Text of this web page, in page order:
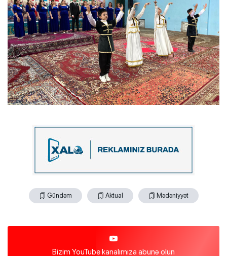
Gündəm Aktual Mədəniyyət
Bizim YouTube kanalımıza abunə olun